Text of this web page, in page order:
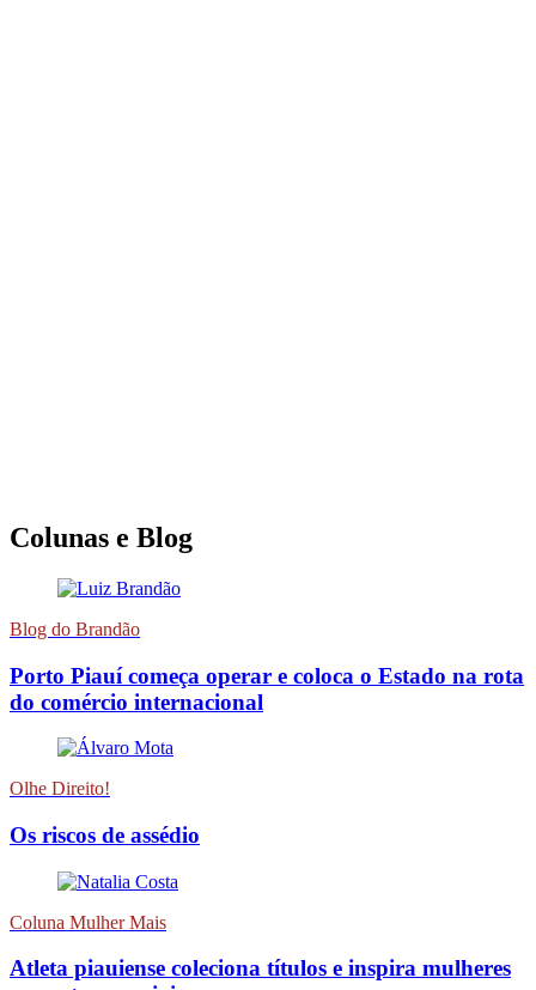
Colunas e Blog
Blog do Brandão
Porto Piauí começa operar e coloca o Estado na rota
do comércio internacional
Olhe Direito!
Os riscos de assédio
Coluna Mulher Mais
Atleta piauiense coleciona títulos e inspira mulheres